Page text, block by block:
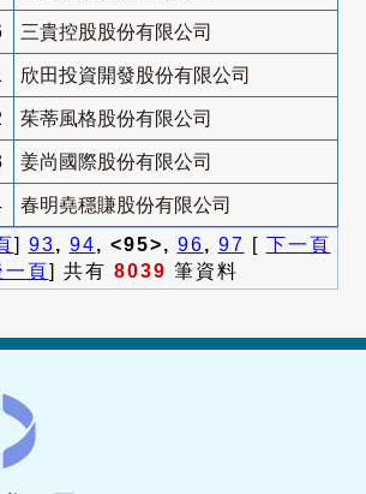
三貴控股股份有限公司
欣田投資開發股份有限公司
茱蒂風格股份有限公司
姜尚國際股份有限公司
春明堯穩賺股份有限公司
] 93, 94, <95>, 96, 97 [ 下一頁
一頁] 共有 8039 筆資料